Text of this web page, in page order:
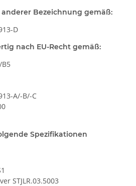
Bezeichnung gemäß:
D
nach EU-Recht gemäß:
A/-B/-C
Spezifikationen
STJLR.03.5003